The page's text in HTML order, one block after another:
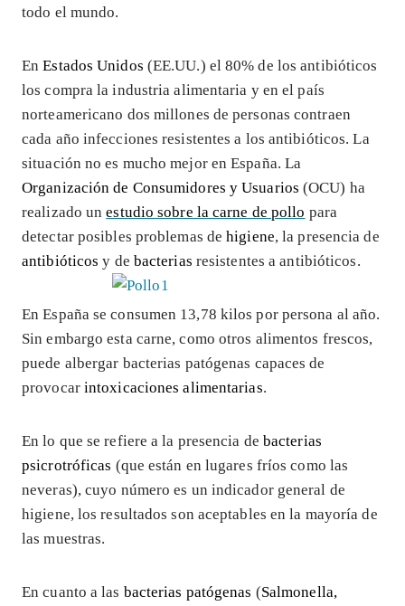
todo el mundo.
EnEstados Unidos (EE.UU.) el 80% de los antibióticos
los compra la industria alimentaria y en el país
norteamericano dos millones de personas contraen
cada año infecciones resistentes a los antibióticos. La
situación no es mucho mejor en España. La
Organización de Consumidores y Usuarios (OCU) ha
realizado unestudio sobre la carne de pollo para
detectar posibles problemas dehigiene, la presencia de
antibióticos y de bacterias resistentes a antibióticos.
En España se consumen 13,78 kilos por persona al año.
Sin embargo esta carne, como otros alimentos frescos,
puede albergar bacterias patógenas capaces de
provocar intoxicaciones alimentarias.
En lo que se refiere a la presencia de bacterias
psicrotróficas (que están en lugares fríos como las
neveras), cuyo número es un indicador general de
higiene, los resultados son aceptables en la mayoría de
las muestras.
En cuanto a las bacterias patógenas (Salmonella,